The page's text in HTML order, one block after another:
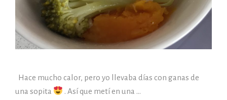
Hace mucho calor, pero yo llevaba días con ganas de
una sopita
. Así que metí en una …